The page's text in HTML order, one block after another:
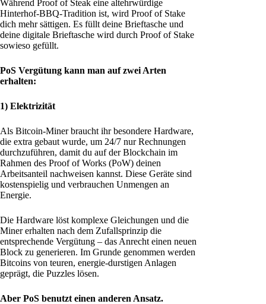
Während Proof of Steak eine altehrwürdige
Hinterhof-BBQ-Tradition ist, wird Proof of Stake
dich mehr sättigen. Es füllt deine Brieftasche und
deine digitale Brieftasche wird durch Proof of Stake
sowieso gefüllt.
PoS Vergütung kann man auf zwei Arten
erhalten:
1) Elektrizität
Als Bitcoin-Miner braucht ihr besondere Hardware,
die extra gebaut wurde, um 24/7 nur Rechnungen
durchzuführen, damit du auf der Blockchain im
Rahmen des Proof of Works (PoW) deinen
Arbeitsanteil nachweisen kannst. Diese Geräte sind
kostenspielig und verbrauchen Unmengen an
Energie.
Die Hardware löst komplexe Gleichungen und die
Miner erhalten nach dem Zufallsprinzip die
entsprechende Vergütung – das Anrecht einen neuen
Block zu generieren. Im Grunde genommen werden
Bitcoins von teuren, energie-durstigen Anlagen
geprägt, die Puzzles lösen.
Aber PoS benutzt einen anderen Ansatz.